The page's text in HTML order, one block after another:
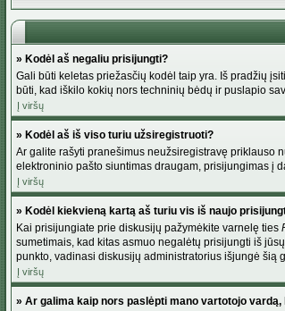
» Kodėl aš negaliu prisijungti?
Gali būti keletas priežasčių kodėl taip yra. Iš pradžių
būti, kad iškilo kokių nors techninių bėdų ir puslapio
Į viršų
» Kodėl aš iš viso turiu užsiregistruoti?
Ar galite rašyti pranešimus neužsiregistravę priklauso
elektroninio pašto siuntimas draugam, prisijungimas į
Į viršų
» Kodėl kiekvieną kartą aš turiu vis iš naujo
Kai prisijungiate prie diskusijų pažymėkite varnelę ties
sumetimais, kad kitas asmuo negalėtų prisijungti iš
punkto, vadinasi diskusijų administratorius išjungė šią
Į viršų
» Ar galima kaip nors paslėpti mano vartotojo